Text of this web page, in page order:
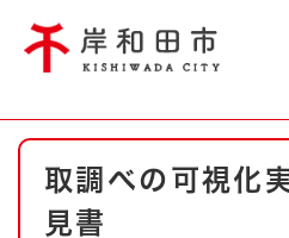
やさしい日本語
防災・緊急情報
本
取調べの可視化
見書